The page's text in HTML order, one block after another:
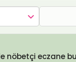
nöbetçi eczane